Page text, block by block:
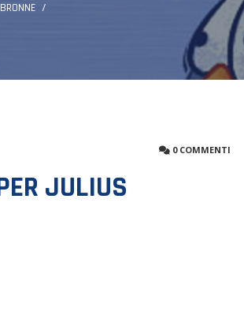
0 COMMENTI
JULIUS